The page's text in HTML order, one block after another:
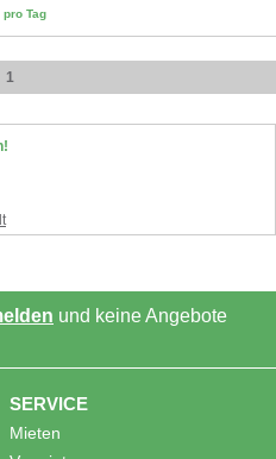
pro Tag
1
und keine Angebote
SERVICE
Mieten